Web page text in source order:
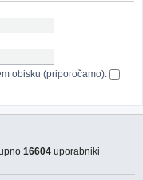
obisku (priporočamo):
16604 uporabniki